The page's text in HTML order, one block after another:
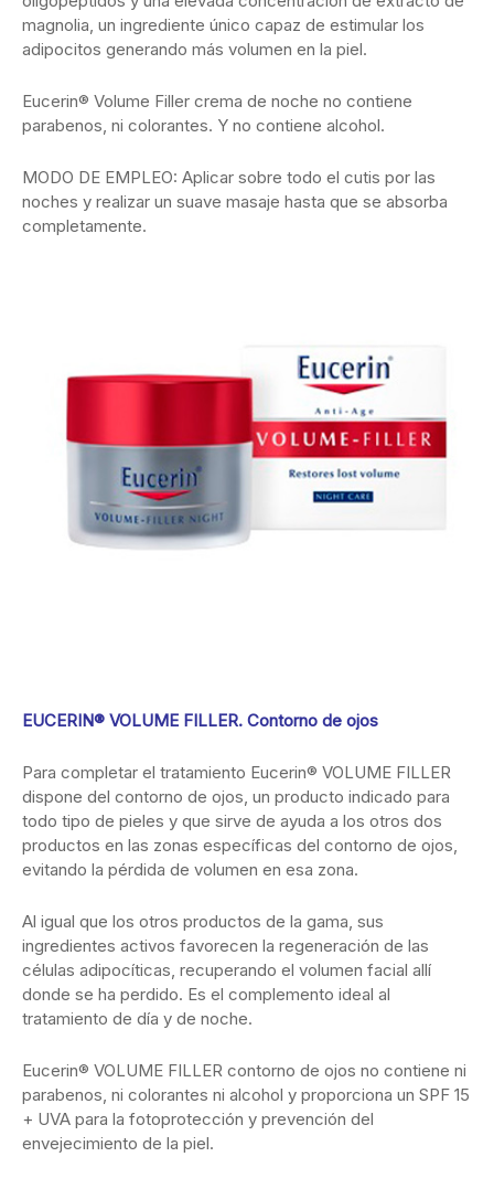
magnolia, un ingrediente único capaz de estimular los
adipocitos generando más volumen en la piel.
Eucerin® Volume Filler crema de noche no contiene
parabenos, ni colorantes. Y no contiene alcohol.
MODO DE EMPLEO: Aplicar sobre todo el cutis por las
noches y realizar un suave masaje hasta que se absorba
completamente.
EUCERIN® VOLUME FILLER. Contorno de ojos
Para completar el tratamiento Eucerin® VOLUME FILLER
dispone del contorno de ojos, un producto indicado para
todo tipo de pieles y que sirve de ayuda a los otros dos
productos en las zonas específicas del contorno de ojos,
evitando la pérdida de volumen en esa zona.
Al igual que los otros productos de la gama, sus
ingredientes activos favorecen la regeneración de las
células adipocíticas, recuperando el volumen facial allí
donde se ha perdido. Es el complemento ideal al
tratamiento de día y de noche.
Eucerin® VOLUME FILLER contorno de ojos no contiene ni
parabenos, ni colorantes ni alcohol y proporciona un SPF 15
+ UVA para la fotoprotección y prevención del
envejecimiento de la piel.